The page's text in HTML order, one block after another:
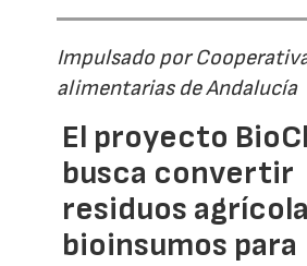
Impulsado por
alimentarias de Andalucía
El proyecto
busca convertir
residuos
bioinsumos para